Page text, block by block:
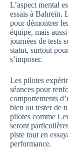
L’aspect mental
essais à Bahreïn.
pour démontrer
équipe, mais
journées de tests
statut, surtout
s’imposer.
Les pilotes
séances pour
comportements
bien ou tester de
pilotes comme
seront
piste tout en
performance.